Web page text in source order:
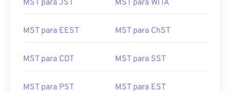
MST para JST MST para WITA
MST para EEST MST para ChST
MST para CDT MST para SST
MST para PST MST para EST